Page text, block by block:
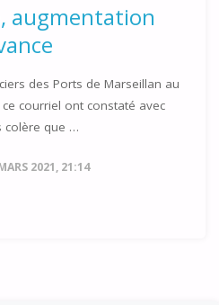
augmentation
des Ports de Marseillan au
courriel ont constaté avec
colère que …
2021, 21:14